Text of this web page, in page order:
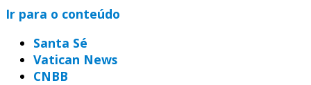
Ir para o conteúdo
Santa Sé
Vatican News
CNBB